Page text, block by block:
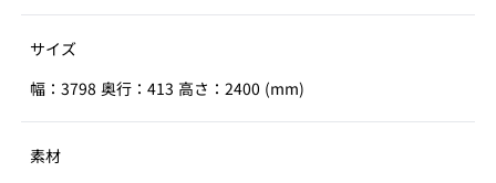
サイズ
幅：3798 奥行：413 高さ：2400 (mm)
素材